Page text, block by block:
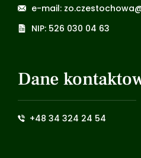
e-mail:
NIP: 526 030 04 63
Dane
+48 34 324 24 54